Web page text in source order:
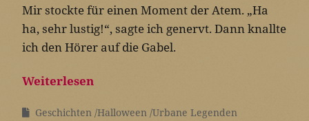
Mir stockte für einen Moment der Atem. „Ha
ha, sehr lustig!“, sagte ich genervt. Dann knallte
ich den Hörer auf die Gabel.
Weiterlesen
Geschichten Halloween Urbane Legenden